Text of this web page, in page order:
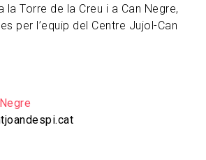
Torre de la Creu i a Can Negre,
per l’equip del Centre Jujol-Can